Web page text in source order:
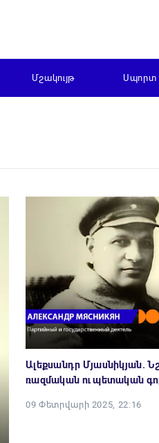
Մշակույթ Սպորտ
Ալեքսանդր Մյասնիկյան.
ռազմական ու պետական
09 Փետրվարի 2025, 22:16